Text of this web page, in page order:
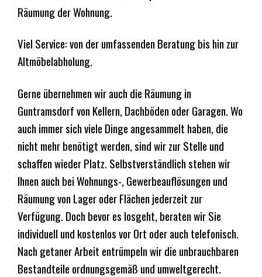
Räumung der Wohnung.
Viel Service: von der umfassenden Beratung bis hin zur
Altmöbelabholung.
Gerne übernehmen wir auch die Räumung in
Guntramsdorf von Kellern, Dachböden oder Garagen. Wo
auch immer sich viele Dinge angesammelt haben, die
nicht mehr benötigt werden, sind wir zur Stelle und
schaffen wieder Platz. Selbstverständlich stehen wir
Ihnen auch bei Wohnungs-, Gewerbeauflösungen und
Räumung von Lager oder Flächen jederzeit zur
Verfügung. Doch bevor es losgeht, beraten wir Sie
individuell und kostenlos vor Ort oder auch telefonisch.
Nach getaner Arbeit entrümpeln wir die unbrauchbaren
Bestandteile ordnungsgemäß und umweltgerecht.